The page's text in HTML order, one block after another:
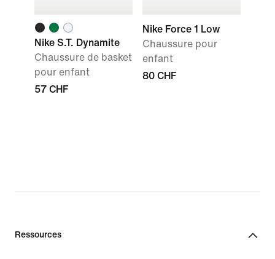
Nike S.T. Dynamite
Chaussure de basket
pour enfant
57 CHF
Nike Force 1 Low
Chaussure pour
enfant
80 CHF
Ressources